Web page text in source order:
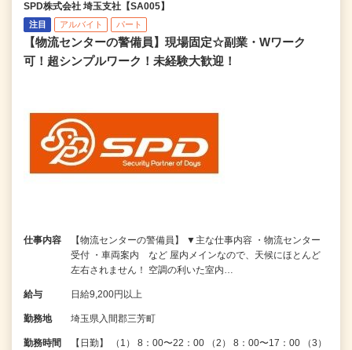
SPD株式会社 埼玉支社【SA005】
注目 アルバイト パート
【物流センターの警備員】現場固定☆副業・Wワーク
可！超シンプルワーク！未経験大歓迎！
仕事内容
【物流センターの警備員】 ▼主な仕事内容 ・物流センター
受付 ・車両案内 など 屋内メインなので、天候にほとんど
左右されません！ 空調の利いた室内…
給与 日給9,200円以上
勤務地 埼玉県入間郡三芳町
勤務時間
【日勤】 （1） 8：00〜22：00 （2） 8：00〜17：00 （3）